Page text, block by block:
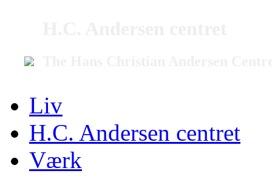
Liv
H.C. Andersen centret
Værk